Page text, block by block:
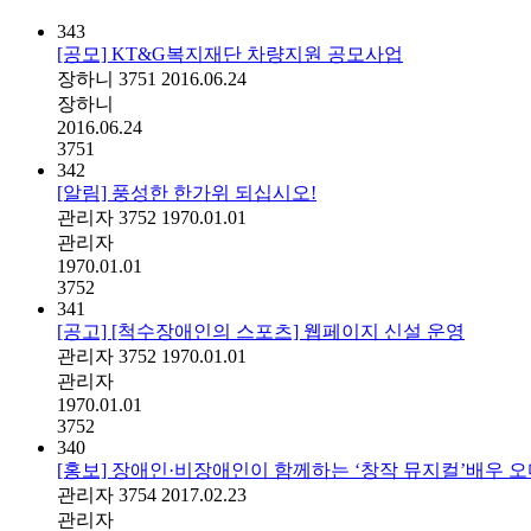
343
[공모] KT&G복지재단 차량지원 공모사업
장하니 3751 2016.06.24
장하니
2016.06.24
3751
342
[알림] 풍성한 한가위 되십시오!
관리자 3752 1970.01.01
관리자
1970.01.01
3752
341
[공고] [척수장애인의 스포츠] 웹페이지 신설 운영
관리자 3752 1970.01.01
관리자
1970.01.01
3752
340
[홍보] 장애인·비장애인이 함께하는 ‘창작 뮤지컬’배우
관리자 3754 2017.02.23
관리자